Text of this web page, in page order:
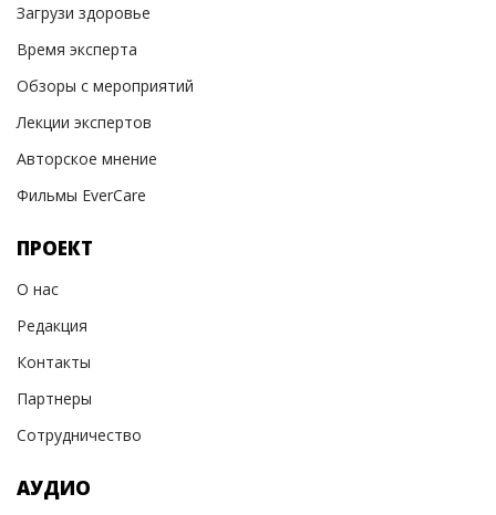
Загрузи здоровье
Время эксперта
Обзоры с мероприятий
Лекции экспертов
Авторское мнение
Фильмы EverCare
ПРОЕКТ
О нас
Редакция
Контакты
Партнеры
Сотрудничество
АУДИО